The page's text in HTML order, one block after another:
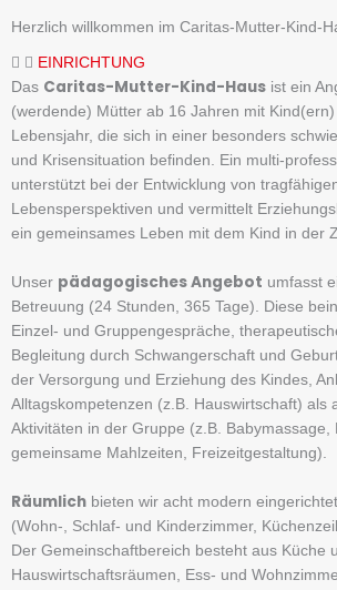
Herzlich willkommen im Caritas-Mutter-Kind-
EINRICHTUNG
Das Caritas-Mutter-Kind-Haus ist ein
(werdende) Mütter ab 16 Jahren mit
Lebensjahr, die sich in einer besonders
und Krisensituation befinden. Ein multi-
unterstützt bei der Entwicklung von
Lebensperspektiven und vermittelt
ein gemeinsames Leben mit dem Kind in der
Unser pädagogisches Angebot umfasst
Betreuung (24 Stunden, 365 Tage). Diese
Einzel- und Gruppengespräche,
Begleitung durch Schwangerschaft und
der Versorgung und Erziehung des Kindes,
Alltagskompetenzen (z.B. Hauswirtschaft) als
Aktivitäten in der Gruppe (z.B. Babymassage,
gemeinsame Mahlzeiten, Freizeitgestaltung).
Räumlich bieten wir acht modern
(Wohn-, Schlaf- und Kinderzimmer,
Der Gemeinschaftbereich besteht aus Küche
Hauswirtschaftsräumen, Ess- und